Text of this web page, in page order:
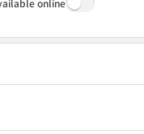
online